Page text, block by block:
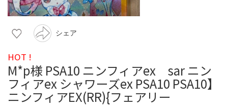
シェア
HOT !
M*p様 PSA10 ニンフィアex sar ニン
フィアex シャワーズex PSA10 PSA10】
ニンフィアEX(RR){フェアリー